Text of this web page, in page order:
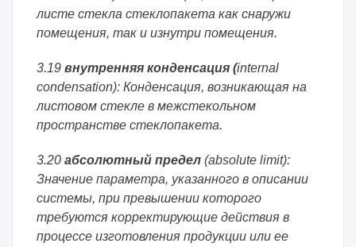
листе стекла стеклопакета как снаружи
помещения, так и изнутри помещения.
3.19 внутренняя конденсация (internal
condensation): Конденсация, возникающая на
листовом стекле в межстекольном
пространстве стеклопакета.
3.20 абсолютный предел (absolute limit):
Значение параметра, указанного в описании
системы, при превышении которого
требуются корректирующие действия в
процессе изготовления продукции или ее